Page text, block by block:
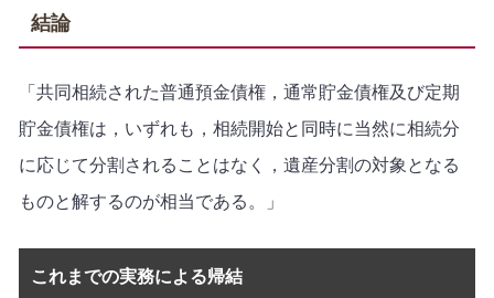
結論
「共同相続された普通預金債権，通常貯金債権及び定期
貯金債権は，いずれも，相続開始と同時に当然に相続分
に応じて分割されることはなく，遺産分割の対象となる
ものと解するのが相当である。」
これまでの実務による帰結